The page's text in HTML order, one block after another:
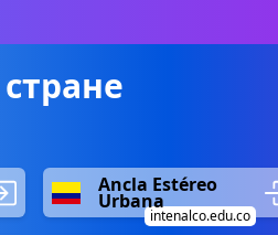
Ancla Estéreo
Urbana
intenalco.edu.co